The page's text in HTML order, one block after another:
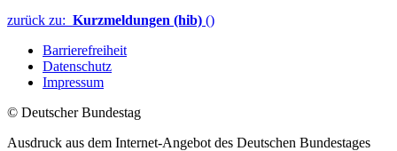
zurück zu: Kurzmeldungen (hib) ()
Barrierefreiheit
Datenschutz
Impressum
© Deutscher Bundestag
Ausdruck aus dem Internet-Angebot des Deutschen Bundestages